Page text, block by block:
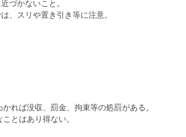
づかないこと。
、スリや置き引き等に注意。
れば没収、罰金、拘束等の処罰がある。
とはあり得ない。